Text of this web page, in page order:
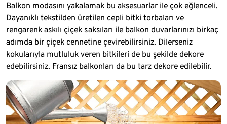
Balkon modasını yakalamak bu aksesuarlar ile çok eğlenceli.
Dayanıklı tekstilden üretilen cepli bitki torbaları ve
rengarenk askılı çiçek saksıları ile balkon duvarlarınızı birkaç
adımda bir çiçek cennetine çevirebilirsiniz. Dilerseniz
kokularıyla mutluluk veren bitkileri de bu şekilde dekore
edebilirsiniz. Fransız balkonları da bu tarz dekore edilebilir.